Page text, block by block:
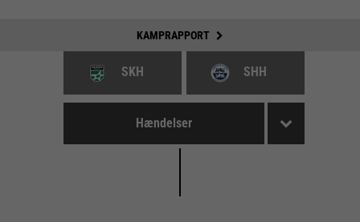
KAMPRAPPORT
SKH SHH
Hændelser